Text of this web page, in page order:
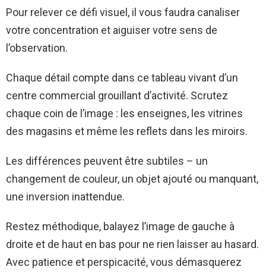
Pour relever ce défi visuel, il vous faudra canaliser
votre concentration et aiguiser votre sens de
l’observation.
Chaque détail compte dans ce tableau vivant d’un
centre commercial grouillant d’activité. Scrutez
chaque coin de l’image : les enseignes, les vitrines
des magasins et même les reflets dans les miroirs.
Les différences peuvent être subtiles – un
changement de couleur, un objet ajouté ou manquant,
une inversion inattendue.
Restez méthodique, balayez l’image de gauche à
droite et de haut en bas pour ne rien laisser au hasard.
Avec patience et perspicacité, vous démasquerez